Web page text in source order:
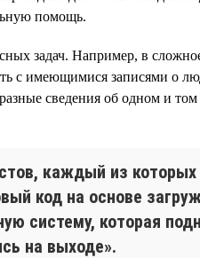
помощь.
задач. Например, в
имеющимися записями о
сведения об одном и
каждый из
код на основе
систему, которая
на выходе».